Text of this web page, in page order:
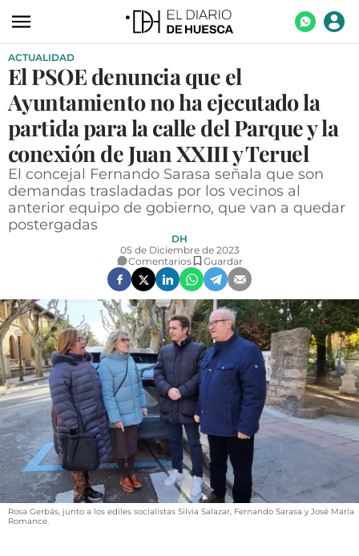
ACTUALIDAD
ECONOMÍA
TECNOLOGÍA
TURISMO
AGROALIMENTACIÓN
DEPORTES
OPINIÓN
GALERÍAS
VÍDEOS
CONTACTAR
FIESTAS EN EL ALTO ARAGÓN
FIESTAS DE SAN LORENZO
AGENDA
CARTELERA
ACTUALIDAD
El PSOE denuncia que el
Ayuntamiento no ha ejecutado la
partida para la calle del Parque y la
conexión de Juan XXIII y Teruel
El concejal Fernando Sarasa señala que son
demandas trasladadas por los vecinos al
anterior equipo de gobierno, que van a quedar
postergadas
DH
05 de Diciembre de 2023
Comentarios
Guardar
Rosa Gerbás, junto a los ediles socialistas Silvia Salazar, Fernando Sarasa y José María
Romance.